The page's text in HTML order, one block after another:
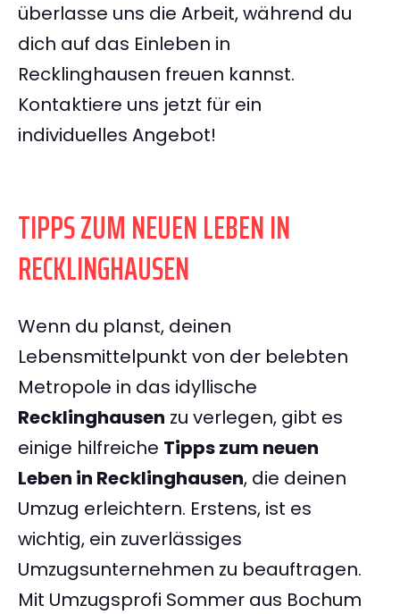
überlasse uns die Arbeit, während du
dich auf das Einleben in
Recklinghausen freuen kannst.
Kontaktiere uns jetzt für ein
individuelles Angebot!
TIPPS ZUM NEUEN LEBEN IN
RECKLINGHAUSEN
Wenn du planst, deinen
Lebensmittelpunkt von der belebten
Metropole in das idyllische
Recklinghausen zu verlegen, gibt es
einige hilfreiche Tipps zum neuen
Leben in Recklinghausen, die deinen
Umzug erleichtern. Erstens, ist es
wichtig, ein zuverlässiges
Umzugsunternehmen zu beauftragen.
Mit Umzugsprofi Sommer aus Bochum